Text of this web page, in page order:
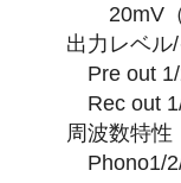
20mV（
出力レベル
Pre out
Rec out
周波数特性
Phono1/